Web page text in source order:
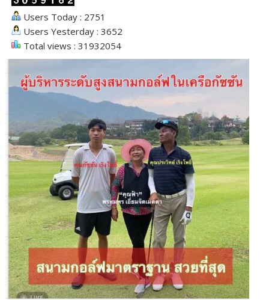
Users Today : 2751
Users Yesterday : 3652
Total views : 31932054